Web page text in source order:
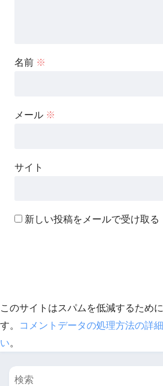
名前 ※
メール ※
サイト
新しい投稿をメールで受け取る
このサイトはスパムを低減するため
す。
コメントデータの処理方法の詳
い。